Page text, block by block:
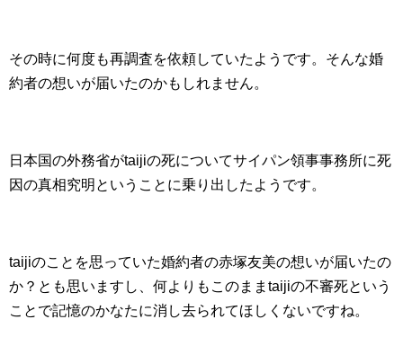
その時に何度も再調査を依頼していたようです。そんな婚
約者の想いが届いたのかもしれません。
日本国の外務省がtaijiの死についてサイパン領事事務所に死
因の真相究明ということに乗り出したようです。
taijiのことを思っていた婚約者の赤塚友美の想いが届いたの
か？とも思いますし、何よりもこのままtaijiの不審死という
ことで記憶のかなたに消し去られてほしくないですね。